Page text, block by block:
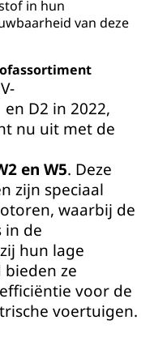
in hun
van deze
D2 in 2022,
nu uit met de
en W5. Deze
zijn speciaal
waarbij de
in de
hun lage
ze
voor de
voertuigen.